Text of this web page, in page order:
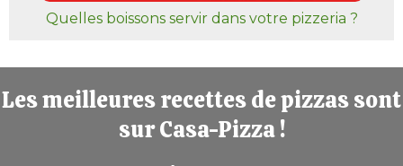
Quelles boissons servir dans votre pizzeria ?
Les meilleures recettes de pizzas sont
sur Casa-Pizza !